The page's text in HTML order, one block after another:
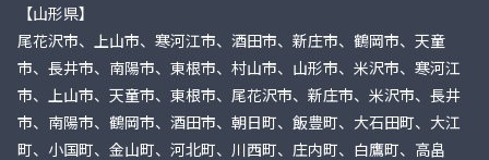
【山形県】
尾花沢市、上山市、寒河江市、酒田市、新庄市、鶴岡市、天童
市、長井市、南陽市、東根市、村山市、山形市、米沢市、寒河江
市、上山市、天童市、東根市、尾花沢市、新庄市、米沢市、長井
市、南陽市、鶴岡市、酒田市、朝日町、飯豊町、大石田町、大江
町、小国町、金山町、河北町、川西町、庄内町、白鷹町、高畠